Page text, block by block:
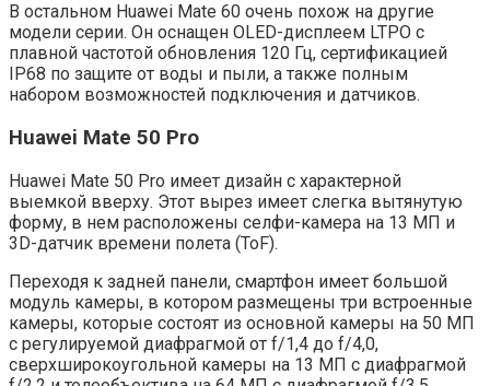
В остальном Huawei Mate 60 очень похож на другие
модели серии. Он оснащен OLED-дисплеем LTPO с
плавной частотой обновления 120 Гц, сертификацией
IP68 по защите от воды и пыли, а также полным
набором возможностей подключения и датчиков.
Huawei Mate 50 Pro
Huawei Mate 50 Pro имеет дизайн с характерной
выемкой вверху. Этот вырез имеет слегка вытянутую
форму, в нем расположены селфи-камера на 13 МП и
3D-датчик времени полета (ToF).
Переходя к задней панели, смартфон имеет большой
модуль камеры, в котором размещены три встроенные
камеры, которые состоят из основной камеры на 50 МП
с регулируемой диафрагмой от f/1,4 до f/4,0,
сверхширокоугольной камеры на 13 МП с диафрагмой